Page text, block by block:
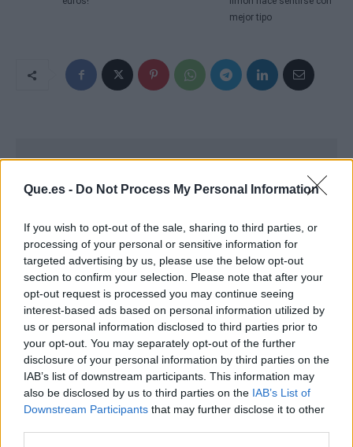
Que.es - Do Not Process My Personal Information
If you wish to opt-out of the sale, sharing to third parties, or
processing of your personal or sensitive information for
targeted advertising by us, please use the below opt-out
section to confirm your selection. Please note that after your
opt-out request is processed you may continue seeing
interest-based ads based on personal information utilized by
us or personal information disclosed to third parties prior to
your opt-out. You may separately opt-out of the further
disclosure of your personal information by third parties on the
IAB’s list of downstream participants. This information may
also be disclosed by us to third parties on the IAB’s List of
Downstream Participants that may further disclose it to other
mejor tipo
Publicidad